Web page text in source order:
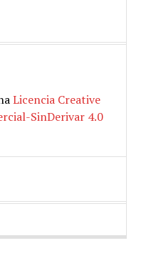
Licencia Creative
SinDerivar 4.0